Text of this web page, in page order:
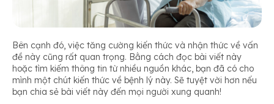
Bên cạnh đó, ​​việc tăng cường kiến thức và nhận thức về vấn
đề này cũng rất quan trọng. Bằng cách đọc bài viết này
hoặc tìm kiếm thông tin từ nhiều nguồn khác, bạn đã có cho
mình một chút kiến thức về bệnh lý này. Sẽ tuyệt vời hơn nếu
bạn chia sẻ bài viết này đến mọi người xung quanh!